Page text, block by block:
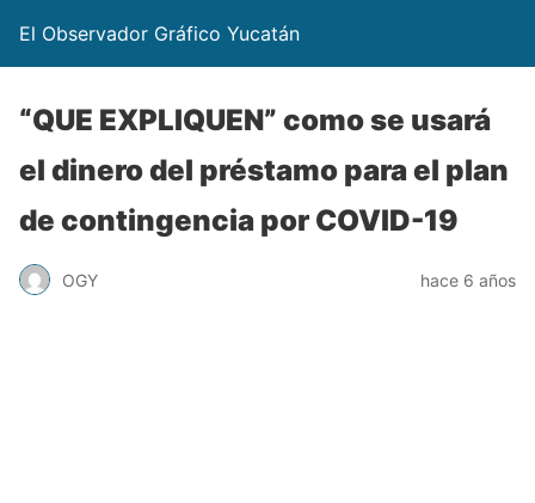
El Observador Gráfico Yucatán
“QUE EXPLIQUEN” como se usará
el dinero del préstamo para el plan
de contingencia por COVID-19
OGY hace 6 años